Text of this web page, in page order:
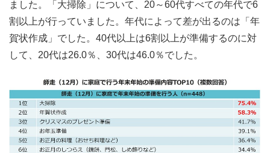
ました。「大掃除」について、20～60代すべての年代で6
割以上が行っていました。年代によって差が出るのは「年
賀状作成」でした。40代以上は6割以上が準備するのに対
して、20代は26.0％、30代は46.0％でした。